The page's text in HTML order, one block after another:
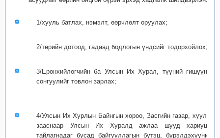
1/хууль батлах, нэмэлт, өөрчлөлт оруулах;
2/төрийн дотоод, гадаад бодлогын үндсийг тодорхойлох;
3/Ерөнхийлөгчийн ба Улсын Их Хурал, түүний гишүүний
сонгуулийг товлон зарлах;
4/Улсын Их Хурлын Байнгын хороо, Засгийн газар, хуульд
зааснаар Улсын Их Хуралд ажлаа шууд хариуцан
тайлагнадаг бусад байгууллагын бүтэц, бүрэлдэхүүнийг